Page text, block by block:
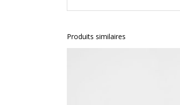
Produits similaires